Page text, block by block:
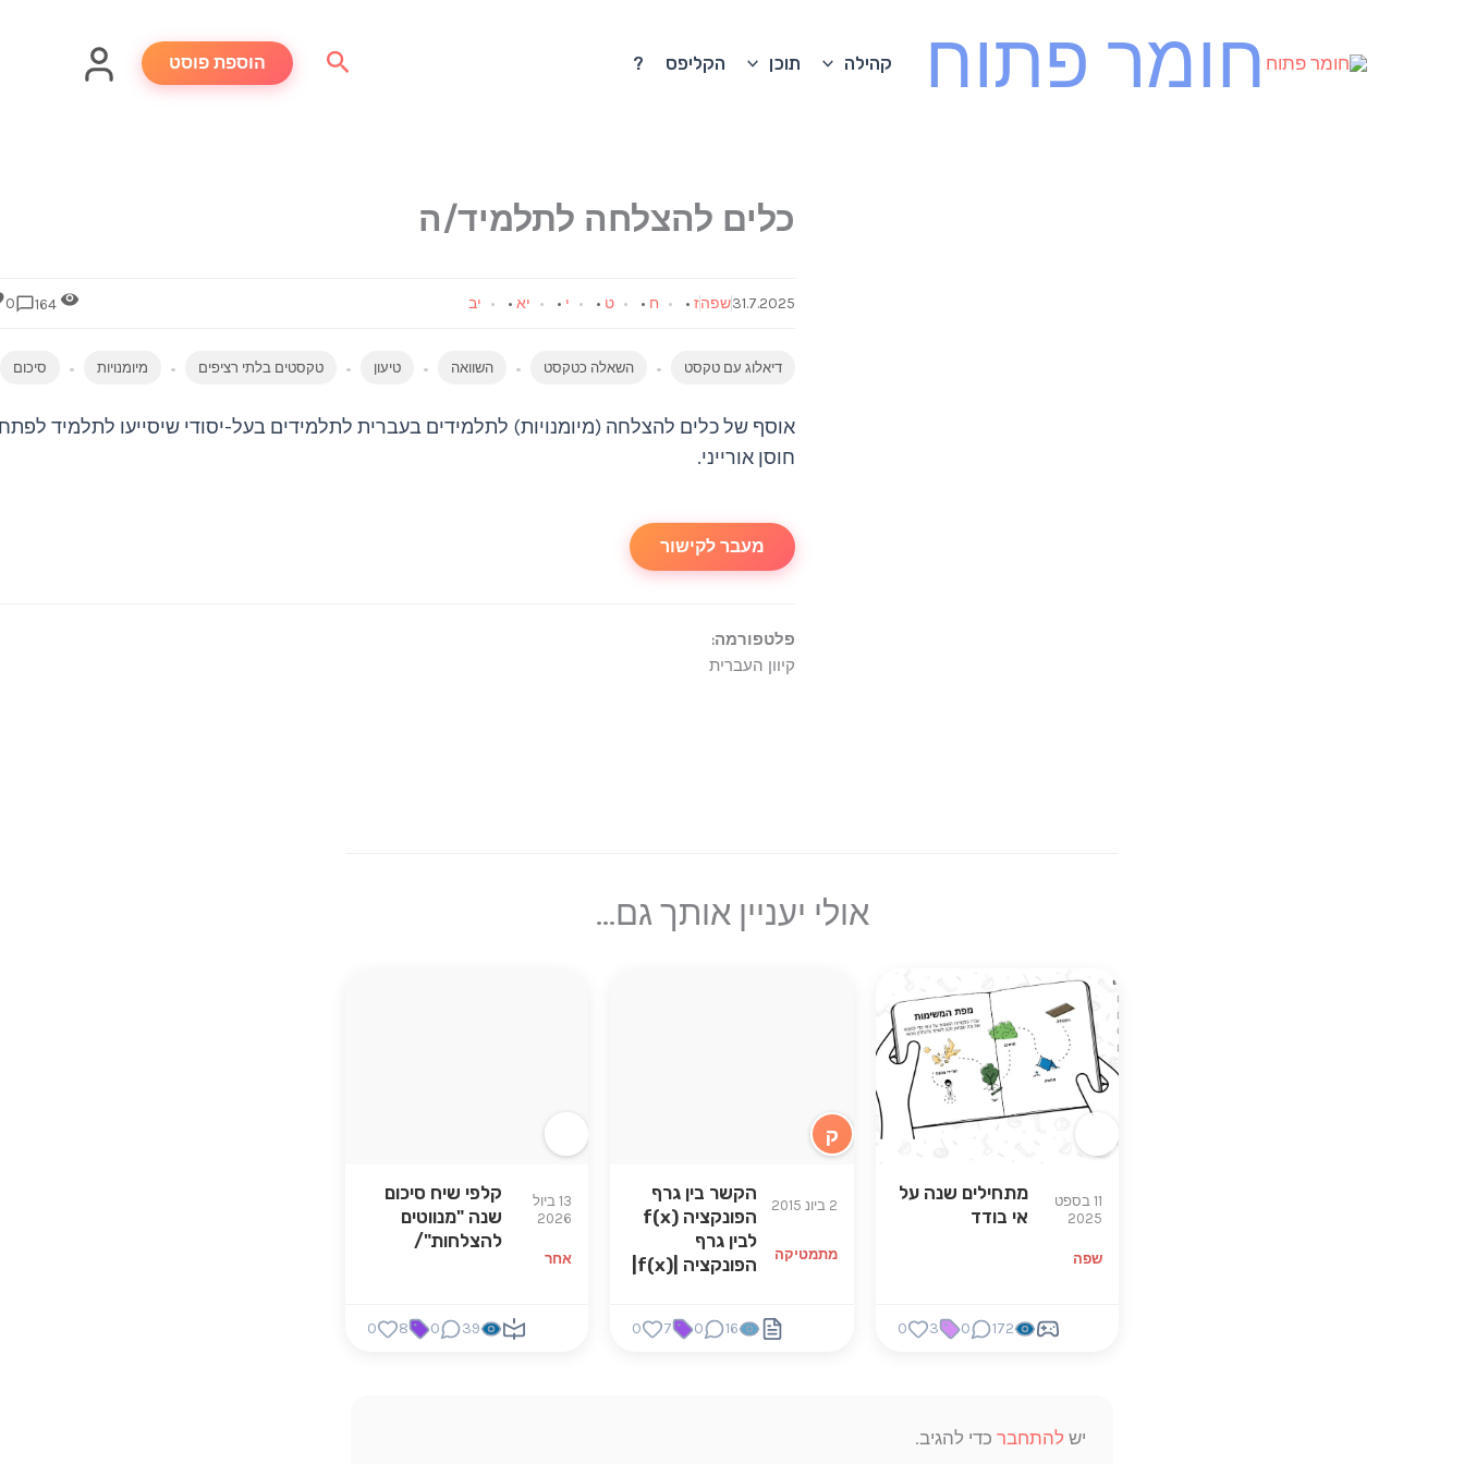
חומר פתוח קהילה תוכן הקליפס ? חיפוש הוספת פוסט
כלים להצלחה לתלמיד/ה
31.7.2025שפהז • ח • ט • י • יא • יב 0
דיאלוג עם טקסט השאלה כטקסט השוואה טיעון טקסטים בלתי רציפים מיומנויות סיכום
אוסף של כלים להצלחה (מיומנויות) לתלמידים בעברית לתלמידים בעל-יסודי שיסייעו לתלמיד
חוסן אורייני.
מעבר לקישור
פלטפורמה:
קיוון העברית
אולי יעניין אותך גם...
11 בספט
2025
שפה
מתחילים שנה על
אי בודד
172
0
3
0
ק
2 ביונ 2015
מתמטיקה
הקשר בין גרף
הפונקציה (f(x
לבין גרף
הפונקציה |(f(x|
16
0
7
0
13 ביול
2026
אחר
קלפי שיח סיכום
שנה "מנווטים
להצלחות"/
39
0
8
0
יש להתחבר כדי להגיב.